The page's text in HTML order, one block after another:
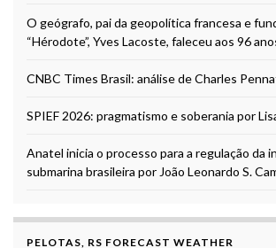
O geógrafo, pai da geopolítica francesa e
“Hérodote”, Yves Lacoste, faleceu aos 96
CNBC Times Brasil: análise de Charles
SPIEF 2026: pragmatismo e soberania por
Anatel inicia o processo para a regulação da
submarina brasileira por João Leonardo S.
PELOTAS, RS FORECAST WEATHER